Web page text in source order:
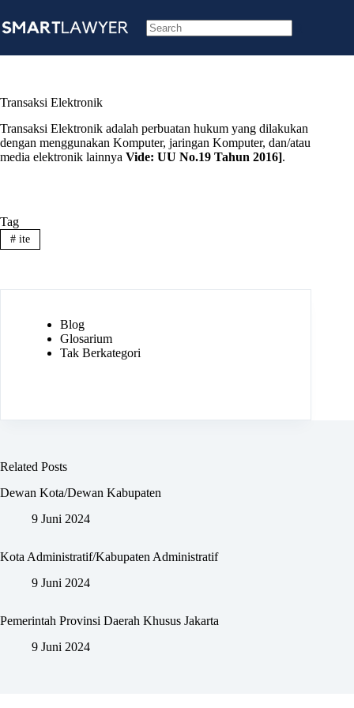
to
content
results
Transaksi Elektronik
Transaksi Elektronik adalah perbuatan hukum yang dilakukan
dengan menggunakan Komputer, jaringan Komputer, dan/atau
media elektronik lainnya Vide: UU No.19 Tahun 2016].
Tag
#ite
Blog
Glosarium
Tak Berkategori
Related Posts
Dewan Kota/Dewan Kabupaten
9 Juni 2024
Kota Administratif/Kabupaten Administratif
9 Juni 2024
Pemerintah Provinsi Daerah Khusus Jakarta
9 Juni 2024